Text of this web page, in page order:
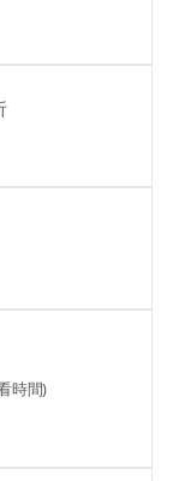
時間)